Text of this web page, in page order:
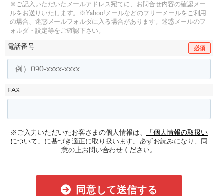
※ご記入いただいたメールアドレス宛てに、お問合せ内容の確認メー
ルをお送りいたします。
※Yahoo!メールなどのフリーメールをご利用
の場合、迷惑メールフォルダに入る場合があります。 迷惑メールのフ
ォルダ・設定等をご確認下さい。
電話番号 必須
FAX
※ご入力いただいたお客さまの個人情報は、
「個人情報の取扱い
について」 に基づき適正に取り扱います。必ずお読みになり、同
意の上お問い合わせください。
同意して送信する